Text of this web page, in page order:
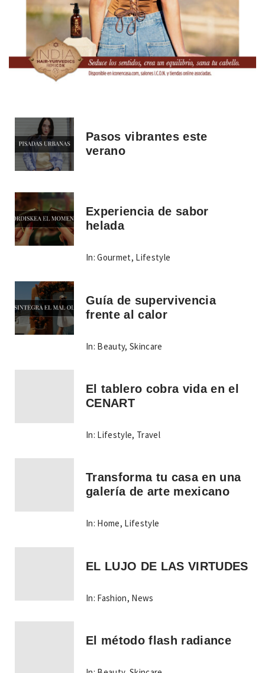
Pasos vibrantes este
verano
Experiencia de sabor
helada
In: Gourmet, Lifestyle
Guía de supervivencia
frente al calor
In: Beauty,Skincare
El tablero cobra vida en el
CENART
In: Lifestyle, Travel
Transforma tu casa en una
galería de arte mexicano
In: Home, Lifestyle
EL LUJO DE LAS VIRTUDES
In: Fashion, News
El método flash radiance